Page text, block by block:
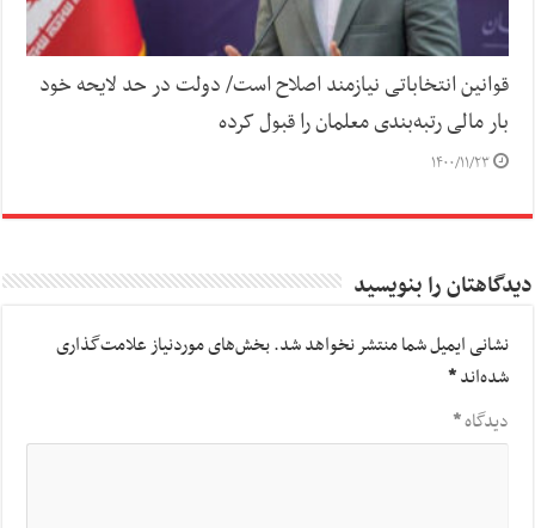
قوانین انتخاباتی نیازمند اصلاح است/ دولت در حد لایحه خود
بار مالی رتبه‌بندی معلمان را قبول کرده
۱۴۰۰/۱۱/۲۳
دیدگاهتان را بنویسید
نشانی ایمیل شما منتشر نخواهد شد.بخش‌های موردنیاز علامت‌گذاری
شده‌اند*
دیدگاه*